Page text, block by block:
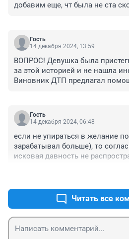
добавим еще, чт была не ста
Гость
14 декабря 2024, 13:59
ВОПРОС! Девушка была
за этой историей и не нашла
Виновник ДТП предлагал
Гость
14 декабря 2024, 06:48
если не упираться в желание
зарабатывал больше), то
исковая давность не
Читать все